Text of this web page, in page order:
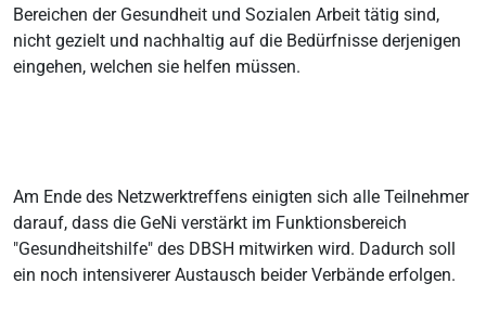
Bereichen der Gesundheit und Sozialen Arbeit tätig sind,
nicht gezielt und nachhaltig auf die Bedürfnisse derjenigen
eingehen, welchen sie helfen müssen.
Am Ende des Netzwerktreffens einigten sich alle Teilnehmer
darauf, dass die GeNi verstärkt im Funktionsbereich
"Gesundheitshilfe" des DBSH mitwirken wird. Dadurch soll
ein noch intensiverer Austausch beider Verbände erfolgen.